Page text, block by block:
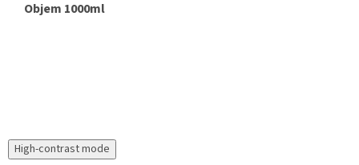
Objem 1000ml
High-contrast mode